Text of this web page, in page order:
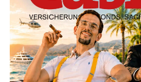
„Jung kauft Alt“
Überblick –
und
mehr